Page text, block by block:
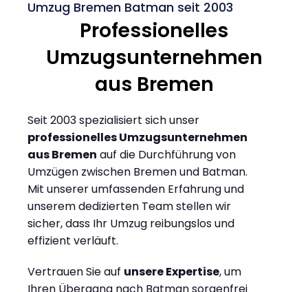
Umzug Bremen Batman seit 2003
Professionelles
Umzugsunternehmen
aus Bremen
Seit 2003 spezialisiert sich unser
professionelles Umzugsunternehmen
aus Bremen auf die Durchführung von
Umzügen zwischen Bremen und Batman.
Mit unserer umfassenden Erfahrung und
unserem dedizierten Team stellen wir
sicher, dass Ihr Umzug reibungslos und
effizient verläuft.
Vertrauen Sie auf unsere Expertise, um